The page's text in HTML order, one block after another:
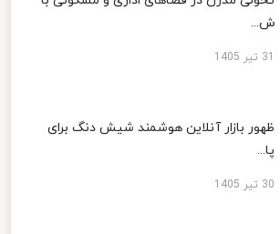
ش...
ظهور بازار آنلاین هوشمند شیش دنگ برای
پا...
30 تیر 1405